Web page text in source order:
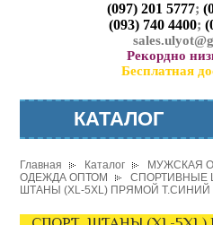
(097) 201 5777;
(093) 740 4400;
Рекордно
Бесплатная
КАТАЛОГ
Главная Каталог МУЖСКАЯ
ОДЕЖДА ОПТОМ
СПОРТИВНЫЕ
ШТАНЫ (XL-5XL) ПРЯМОЙ Т.СИНИЙ